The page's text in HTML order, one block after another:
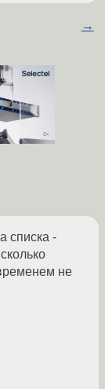
→
списка -
не